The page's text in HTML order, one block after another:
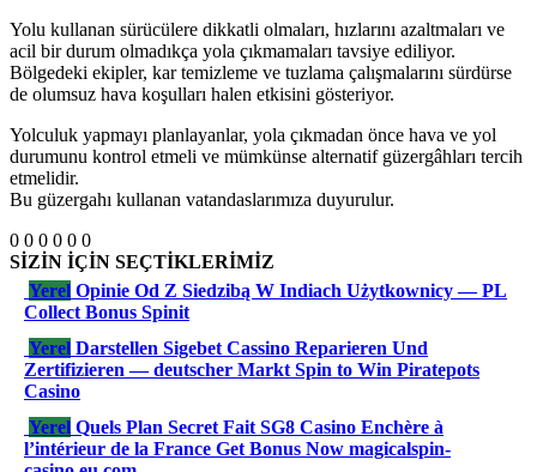
Yolu kullanan sürücülere dikkatli olmaları, hızlarını azaltmaları ve
acil bir durum olmadıkça yola çıkmamaları tavsiye ediliyor.
Bölgedeki ekipler, kar temizleme ve tuzlama çalışmalarını sürdürse
de olumsuz hava koşulları halen etkisini gösteriyor.
Yolculuk yapmayı planlayanlar, yola çıkmadan önce hava ve yol
durumunu kontrol etmeli ve mümkünse alternatif güzergâhları tercih
etmelidir.
Bu güzergahı kullanan vatandaslarımıza duyurulur.
0 0 0 0 0 0
SİZİN İÇİN SEÇTİKLERİMİZ
Yerel Opinie Od Z Siedzibą W Indiach Użytkownicy — PL
Collect Bonus Spinit
Yerel Darstellen Sigebet Cassino Reparieren Und
Zertifizieren — deutscher Markt Spin to Win Piratepots
Casino
Yerel Quels Plan Secret Fait SG8 Casino Enchère à
l’intérieur de la France Get Bonus Now magicalspin-